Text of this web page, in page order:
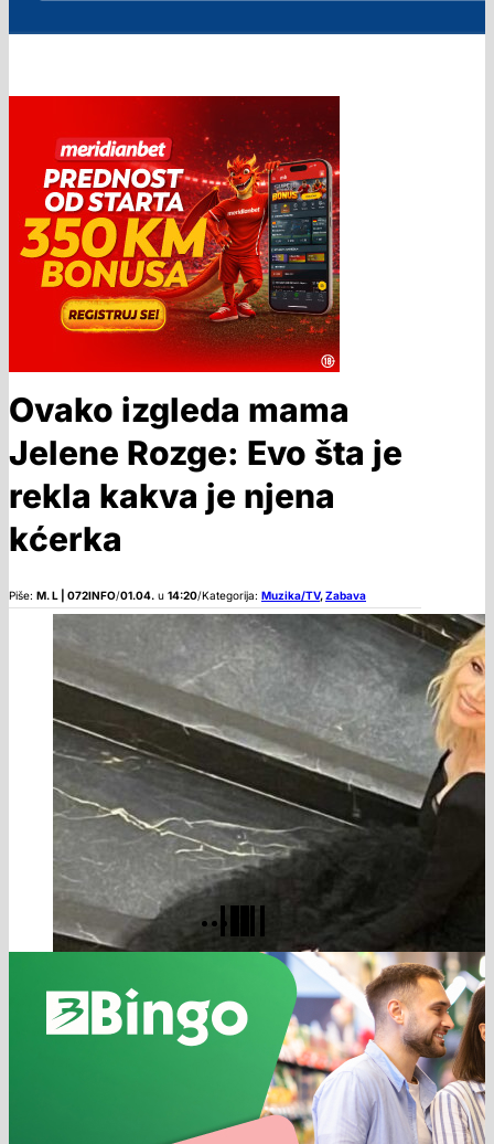
Ovako izgleda mama
Jelene Rozge: Evo šta je
rekla kakva je njena
kćerka
Piše: M. L | 072INFO/01.04. u 14:20/Kategorija: Muzika/TV,Zabava